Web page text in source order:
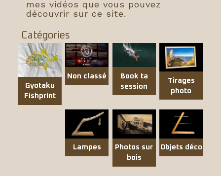
mes vidéos que vous pouvez
découvrir sur ce site.
Catégories
Gyotaku
Fishprint
Non classé
Book ta
session
Tirages
photo
Lampes
Photos sur
bois
Objets déco